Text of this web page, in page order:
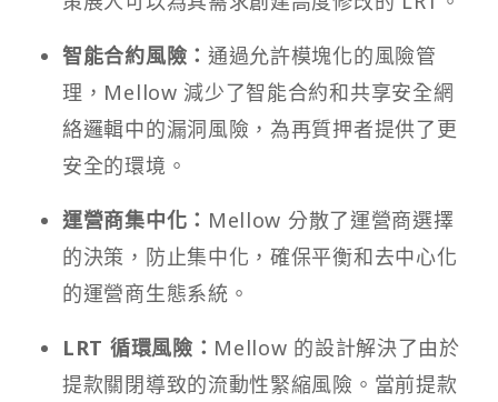
智能合約風險：通過允許模塊化的風險管
理，Mellow 減少了智能合約和共享安全網
絡邏輯中的漏洞風險，為再質押者提供了更
安全的環境。
運營商集中化：
的決策，防止集中化，確保平衡和去中心化
的運營商生態系統。
LRT 循環風險：Mellow 的設計解決了由於
提款關閉導致的流動性緊縮風險。當前提款
需要 24 小時。